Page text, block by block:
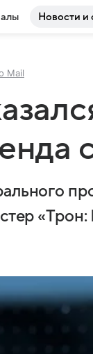
Новости и
Mail